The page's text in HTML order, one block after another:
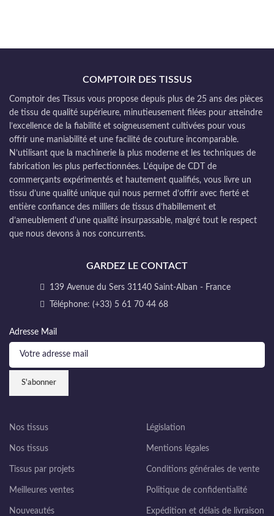
COMPTOIR DES TISSUS
Comptoir des Tissus vous propose depuis plus de 25 ans des pièces
de tissu de qualité supérieure, minutieusement filées pour atteindre
l’excellence de la fiabilité et soigneusement cultivées pour vous
offrir une maniabilité et une facilité de couture incomparable.
N’utilisant que la machinerie la plus moderne et les techniques de
fabrication les plus perfectionnées. L’équipe de CDT de
commerçants expérimentés et hautement qualifiés, vous livre un
tissu d’une qualité unique qui nous permet d’offrir avec fierté et
entière confiance des milliers de tissus d’habillement et
d’ameublement d’une qualité insurpassable, malgré tout le respect
que nous devons à nos concurrents.
GARDEZ LE CONTACT
139 Avenue du Sers 31140 Saint-Alban - France
Téléphone: (+33) 5 61 70 44 68
Adresse Mail
Nos tissus
Nos tissus
Tissus par projets
Meilleures ventes
Nouveautés
Législation
Mentions légales
Conditions générales de vente
Politique de confidentialité
Expédition et délais de livraison